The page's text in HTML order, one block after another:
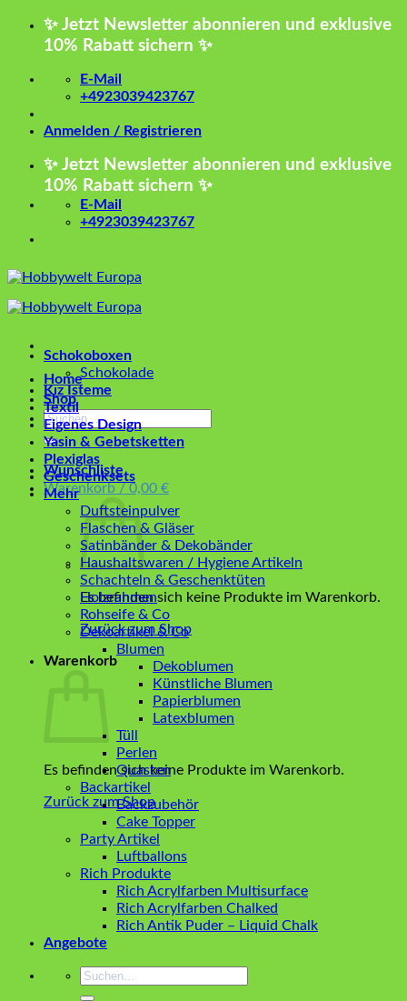
Zum
✨ Jetzt Newsletter abonnieren und exklusive
10% Rabatt sichern ✨
E-Mail
+4923039423767
Anmelden / Registrieren
✨ Jetzt Newsletter abonnieren und exklusive
10% Rabatt sichern ✨
E-Mail
+4923039423767
Home
Shop
Suchen
nach:
Wunschliste
Warenkorb / 0,00 €
Es befinden sich keine Produkte im Warenkorb.
Zurück zum Shop
Warenkorb
Es befinden sich keine Produkte im Warenkorb.
Zurück zum Shop
Schokoboxen
Schokolade
Kız İsteme
Textil
Eigenes Design
Yasin & Gebetsketten
Plexiglas
Geschenksets
Mehr
Duftsteinpulver
Flaschen & Gläser
Satinbänder & Dekobänder
Haushaltswaren / Hygiene Artikeln
Schachteln & Geschenktüten
Holzrahmen
Rohseife & Co
Dekoartikel & Co
Blumen
Dekoblumen
Künstliche Blumen
Papierblumen
Latexblumen
Tüll
Perlen
Quasten
Backartikel
Backzubehör
Cake Topper
Party Artikel
Luftballons
Rich Produkte
Rich Acrylfarben Multisurface
Rich Acrylfarben Chalked
Rich Antik Puder – Liquid Chalk
Angebote
Suchen